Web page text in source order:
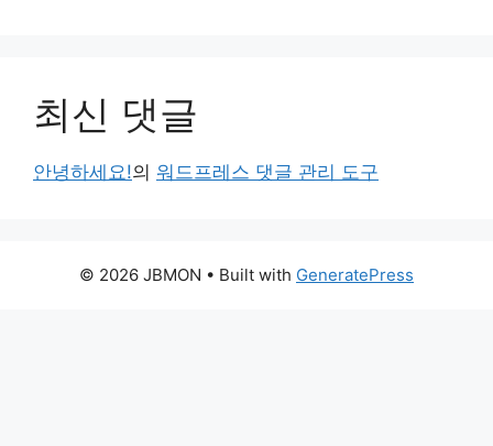
최신 댓글
안녕하세요!의 워드프레스 댓글 관리 도구
© 2026 JBMON • Built with GeneratePress